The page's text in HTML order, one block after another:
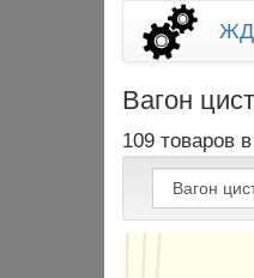
Вагон
109 товаров